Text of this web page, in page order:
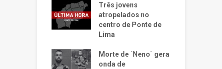
Três jovens
atropelados no
centro de Ponte de
Lima
Morte de ´Neno` gera
onda de